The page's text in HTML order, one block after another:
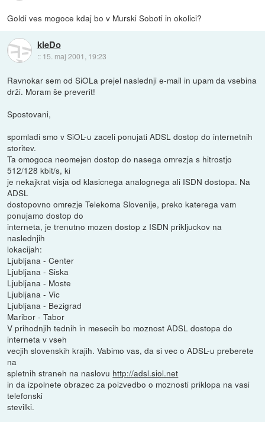
Goldi ves mogoce kdaj bo v Murski Soboti in okolici?
kleDo
:: 15. maj 2001, 19:23
Ravnokar sem od SiOLa prejel naslednji e-mail in upam da vsebina
drži. Moram še preverit!
Spostovani,
spomladi smo v SiOL-u zaceli ponujati ADSL dostop do internetnih
storitev.
Ta omogoca neomejen dostop do nasega omrezja s hitrostjo
512/128 kbit/s, ki
je nekajkrat visja od klasicnega analognega ali ISDN dostopa. Na
ADSL
dostopovno omrezje Telekoma Slovenije, preko katerega vam
ponujamo dostop do
interneta, je trenutno mozen dostop z ISDN prikljuckov na
naslednjih
lokacijah:
Ljubljana - Center
Ljubljana - Siska
Ljubljana - Moste
Ljubljana - Vic
Ljubljana - Bezigrad
Maribor - Tabor
V prihodnjih tednih in mesecih bo moznost ADSL dostopa do
interneta v vseh
vecjih slovenskih krajih. Vabimo vas, da si vec o ADSL-u preberete
na
spletnih straneh na naslovu http://adsl.siol.net
in da izpolnete obrazec za poizvedbo o moznosti priklopa na vasi
telefonski
stevilki.